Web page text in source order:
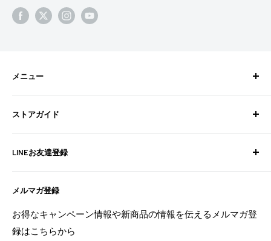
メニュー
検索
BixpyJetとは
BIXPY JETインストールガイド
フォトギャラリー
よくある質問
お問い合わせ
利用規約
返金ポリシー
ストアガイド
よくある質問
お問い合わせ
配送ポリシー
特定商取引法に基づく表記
返金ポリシー
プライバシーポリシー
メルマガ登録
お得なキャンペーン情報や新商品の情報を伝えるメルマガ登
録はこちらから
LINEお友達登録